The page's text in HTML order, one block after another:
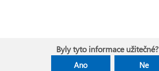
Byly tyto informace užitečné?
Ano Ne